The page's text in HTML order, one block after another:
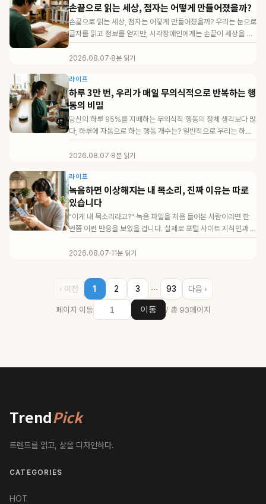
손끝으로 읽는 세상, 점자는 어떻게 만들어졌을까?
손끝으로 읽는 세상, 점자는 어떻게 만들어졌을까? 우리는 눈으로
글자를 읽고 정보를 얻지만, 시각장애인에게는 손끝이 세상을 읽
는 통로가 됩니다....
2026.08.07·8분 읽기
라이프
하루 3만 번, 우리가 매일 무의식적으로 반복하는 행
동의 비밀
당신의 하루 95%를 지배하는 무의식적 행동의 정체 생각보다 많
다, 하루에 자동으로 하는 행동 개수는? 일반적으로 우리는 하루
약 3만 5천 번...
2026.08.07·8분 읽기
라이프
녹음하면 이상해지는 내 목소리, 진짜 이유는 따로
있습니다
"이게 내 목소리라고?" 녹음 파일을 처음 들어본 사람이라면 한
번쯤 이런 반응을 보였을 겁니다. 실제로 포털 사이트 지식인과 커
뮤니티에서 '녹...
2026.08.07·11분 읽기
‹ 이전 1 2 3 … 93 다음 ›
페이지 이동 이동 / 총 93페이지
TrendPick
트렌드를 읽고, 삶을 디자인하다.
CATEGORIES
HOT